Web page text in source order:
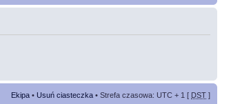
Ekipa • Usuń ciasteczka • Strefa czasowa: UTC + 1 [ DST ]